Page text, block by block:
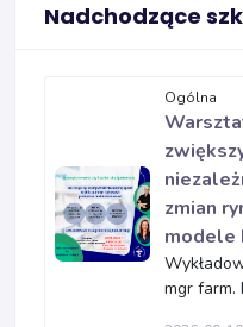
Nadchodzące
Ogólna
zmian
modele
mgr farm.